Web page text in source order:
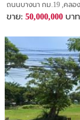
ถนนบางนา กม.19 ,คลอ
ขาย: 50,000,000 บาท